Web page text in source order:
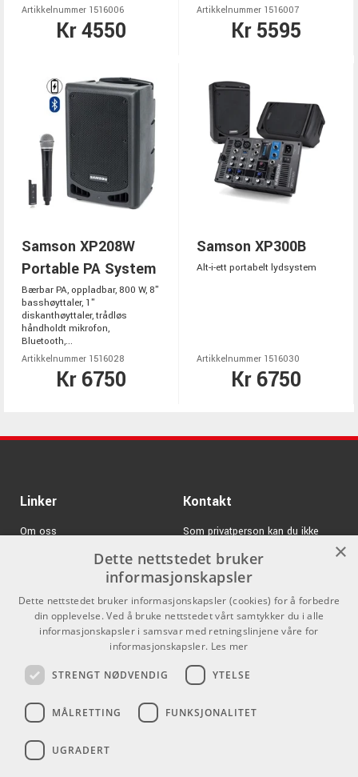
Artikkelnummer 1516006
Kr 4550
Artikkelnummer 1516007
Kr 5595
Samson XP208W
Portable PA System
Bærbar PA, oppladbar, 800 W, 8"
basshøyttaler, 1"
diskanthøyttaler, trådløs
håndholdt mikrofon,
Bluetooth,...
Artikkelnummer 1516028
Kr 6750
Samson XP300B
Alt-i-ett portabelt lydsystem
Artikkelnummer 1516030
Kr 6750
Linker
Om oss
GDPR & Cookies
Kontakt
Som privatperson kan du ikke
kjøpe på denne nettsiden, alt salg
skjer gjennom våre forhandlere.
info@emnordic.no
×
Dette nettstedet bruker
informasjonskapsler
Dette nettstedet bruker informasjonskapsler (cookies) for å forbedre
din opplevelse. Ved å bruke nettstedet vårt samtykker du i alle
informasjonskapsler i samsvar med retningslinjene våre for
informasjonskapsler. Les mer
STRENGT NØDVENDIG YTELSE
MÅLRETTING FUNKSJONALITET
UGRADERT